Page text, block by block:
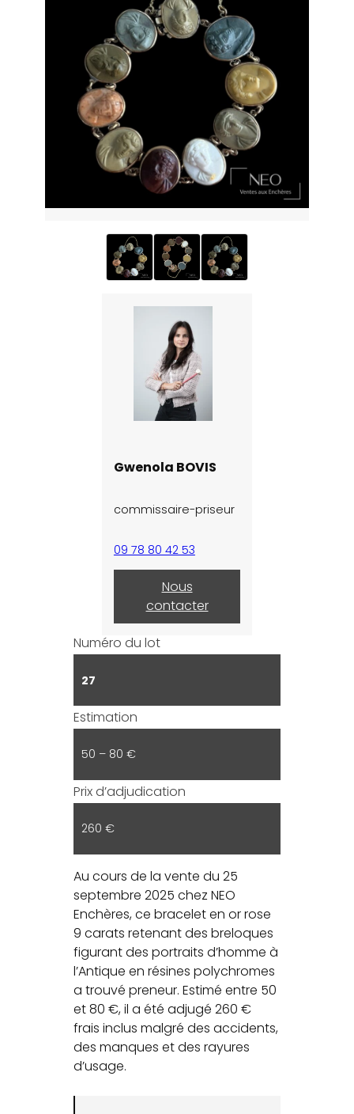
Gwenola BOVIS
commissaire-priseur
09 78 80 42 53
Nous
contacter
Numéro du lot
27
Estimation
50 – 80 €
Prix d’adjudication
260 €
Au cours de la vente du 25
septembre 2025 chez NEO
Enchères, ce bracelet en or rose
9 carats retenant des breloques
figurant des portraits d’homme à
l’Antique en résines polychromes
a trouvé preneur. Estimé entre 50
et 80 €, il a été adjugé 260 €
frais inclus malgré des accidents,
des manques et des rayures
d’usage.